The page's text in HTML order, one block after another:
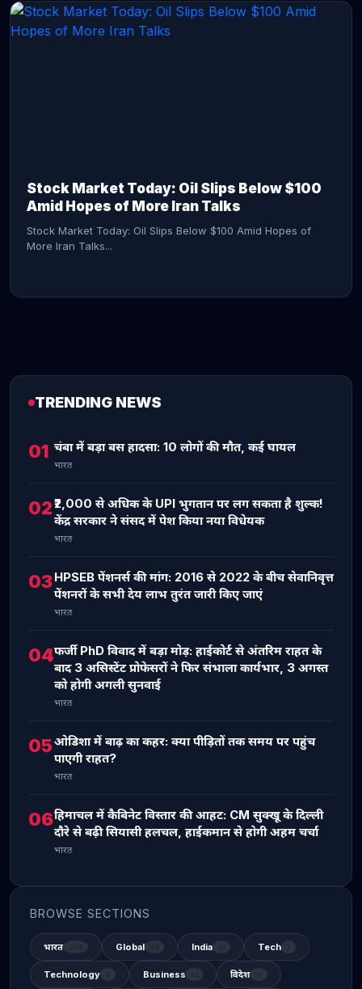
Stock Market Today: Oil Slips Below $100
Amid Hopes of More Iran Talks
Stock Market Today: Oil Slips Below $100 Amid Hopes of
More Iran Talks...
TRENDING NEWS
01 चंबा में बड़ा बस हादसा: 10 लोगों की मौत, कई घायल
भारत
02₹2,000 से अधिक के UPI भुगतान पर लग सकता है शुल्क!
केंद्र सरकार ने संसद में पेश किया नया विधेयक
भारत
03HPSEB पेंशनर्स की मांग: 2016 से 2022 के बीच सेवानिवृत्त
पेंशनरों के सभी देय लाभ तुरंत जारी किए जाएं
भारत
04फर्जी PhD विवाद में बड़ा मोड़: हाईकोर्ट से अंतरिम राहत के
बाद 3 असिस्टेंट प्रोफेसरों ने फिर संभाला कार्यभार, 3 अगस्त
को होगी अगली सुनवाई
भारत
05ओडिशा में बाढ़ का कहर: क्या पीड़ितों तक समय पर पहुंच
पाएगी राहत?
भारत
06हिमाचल में कैबिनेट विस्तार की आहट: CM सुक्खू के दिल्ली
दौरे से बढ़ी सियासी हलचल, हाईकमान से होगी अहम चर्चा
भारत
BROWSE SECTIONS
भारत Global India Tech
Technology Business विदेश